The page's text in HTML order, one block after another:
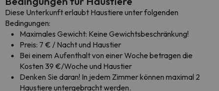
Diese Unterkunft erlaubt Haustiere unter folgenden
Bedingungen:
Maximales Gewicht: Keine Gewichtsbeschränkung!
Preis: 7 € / Nacht und Haustier
Bei einem Aufenthalt von einer Woche betragen die
Kosten 39 €/Woche und Haustier
Denken Sie daran! In jedem Zimmer können maximal 2
Haustiere untergebracht werden.